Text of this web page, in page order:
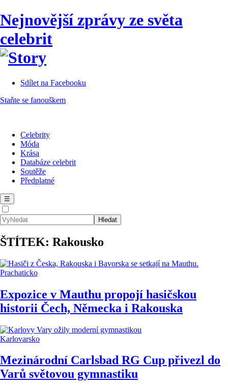
Nejnovější zprávy ze světa
celebrit
Sdílet na Facebooku
Staňte se fanouškem
Celebrity
Móda
Krása
Databáze celebrit
Soutěže
Předplatné
☰
ŠTÍTEK: Rakousko
Prachaticko
Expozice v Mauthu propojí hasičskou
historii Čech, Německa i Rakouska
Karlovarsko
Mezinárodní Carlsbad RG Cup přivezl do
Varů světovou gymnastiku